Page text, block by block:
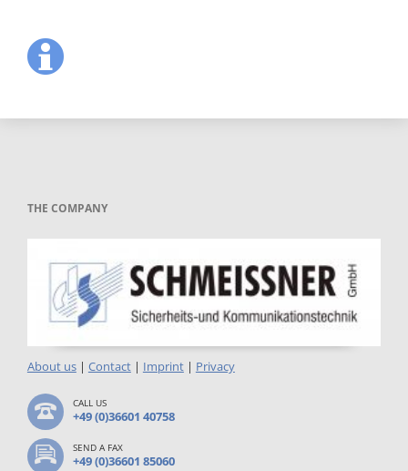
THE COMPANY
About us| Contact| Imprint| Privacy
CALL US
+49 (0)36601 40758
SEND A FAX
+49 (0)36601 85060